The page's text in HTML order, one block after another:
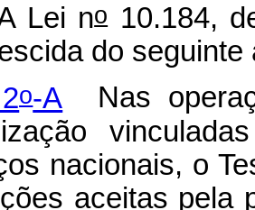
Lei no10.184,
do seguinte
o-A Nas
nacionais, o
aceitas pela